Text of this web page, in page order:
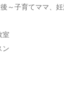
～子育てママ、
室
ン